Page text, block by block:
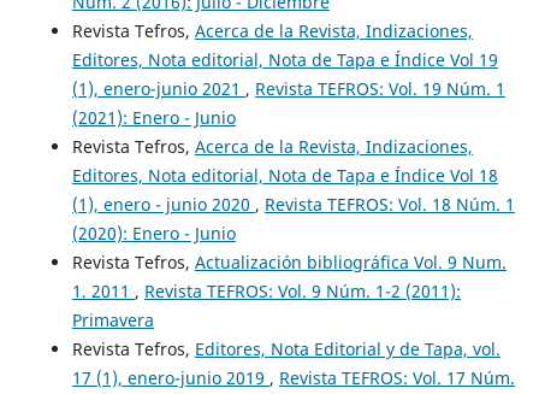
Revista Tefros, Acerca de la Revista, Indizaciones,
Editores, Nota editorial, Nota de Tapa e Índice Vol 19
(1), enero-junio 2021 , Revista TEFROS: Vol. 19 Núm. 1
(2021): Enero - Junio
Revista Tefros, Acerca de la Revista, Indizaciones,
Editores, Nota editorial, Nota de Tapa e Índice Vol 18
(1), enero - junio 2020 , Revista TEFROS: Vol. 18 Núm. 1
(2020): Enero - Junio
Revista Tefros, Actualización bibliográfica Vol. 9 Num.
1. 2011 , Revista TEFROS: Vol. 9 Núm. 1-2 (2011):
Primavera
Revista Tefros, Editores, Nota Editorial y de Tapa, vol.
17 (1), enero-junio 2019 , Revista TEFROS: Vol. 17 Núm.